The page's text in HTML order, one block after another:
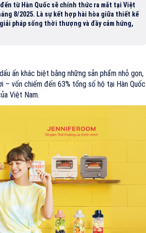
từ Hàn Quốc sẽ chính thức ra mắt tại Việt
8/2025. Là sự kết hợp hài hòa giữa thiết kế
pháp sống thời thượng và đầy cảm hứng,
ấn khác biệt bằng những sản phẩm nhỏ gọn,
vốn chiếm đến 63% tổng số hộ tại Hàn Quốc
Việt Nam.